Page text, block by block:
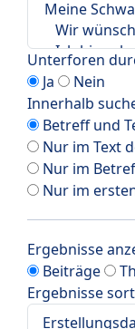
Unterforen
Ja
Nein
Innerhalb
Betreff und
Nur im Text
Nur im
Nur im
Ergebnisse
Beiträge
Ergebnisse